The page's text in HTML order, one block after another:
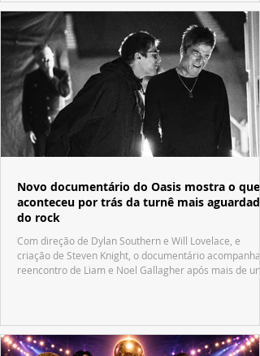
Novo documentário do Oasis mostra o que
aconteceu por trás da turnê mais aguardada
do rock
Com direção de Dylan Southern e Will Lovelace, e
criação de Steven Knight, o documentário acompanha
reencontro de Liam e Noel Gallagher após mais de